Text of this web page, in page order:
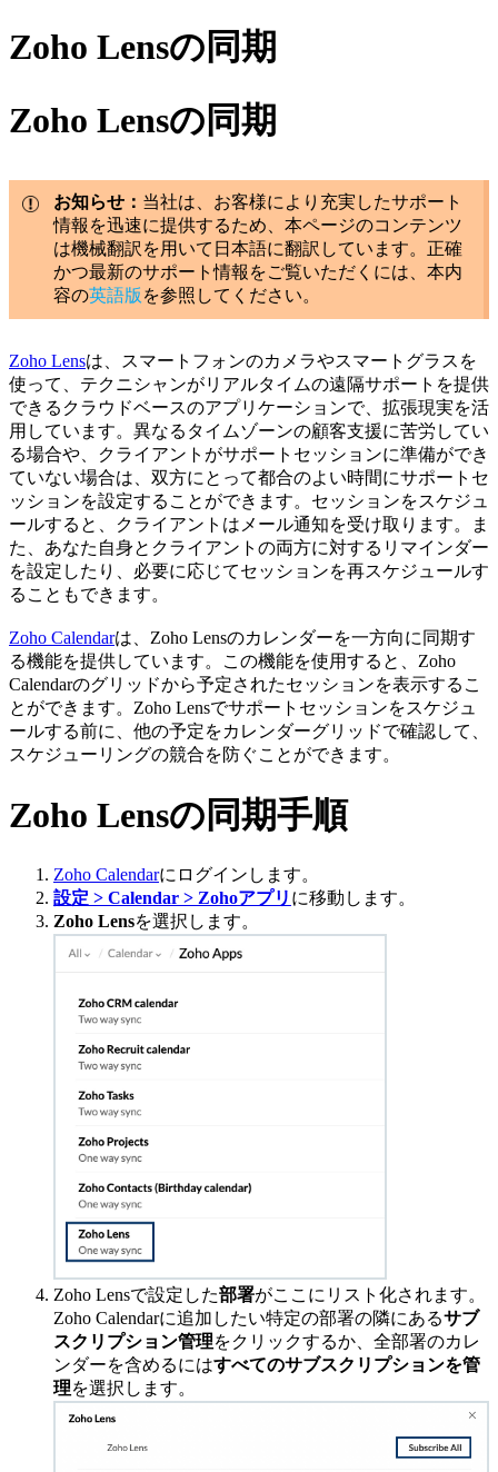
Zoho Lensの同期
Zoho Lensの同期
お知らせ： 当社は、お客様により充実したサポート
情報を迅速に提供するため、本ページのコンテンツ
は機械翻訳を用いて日本語に翻訳しています。正確
かつ最新のサポート情報をご覧いただくには、本内
容の英語版 を参照してください。
Zoho Lensは、スマートフォンのカメラやスマートグラスを
使って、テクニシャンがリアルタイムの遠隔サポートを提供
できるクラウドベースのアプリケーションで、拡張現実を活
用しています。異なるタイムゾーンの顧客支援に苦労してい
る場合や、クライアントがサポートセッションに準備ができ
ていない場合は、双方にとって都合のよい時間にサポートセ
ッションを設定することができます。 セッションをスケジュ
ールすると、クライアントはメール通知を受け取ります。ま
た、あなた自身とクライアントの両方に対するリマインダー
を設定したり、必要に応じてセッションを再スケジュールす
ることもできます。
Zoho Calendarは、Zoho Lensのカレンダーを一方向に同期す
る機能を提供しています。この機能を使用すると、Zoho
Calendarのグリッドから予定されたセッションを表示するこ
とができます。Zoho Lensでサポートセッションをスケジュ
ールする前に、他の予定をカレンダーグリッドで確認して、
スケジューリングの競合を防ぐことができます。
Zoho Lensの同期手順
Zoho Calendarにログインします。
設定 > Calendar > Zohoアプリ に移動します。
Zoho Lensを選択します。
Zoho Lensで設定した部署がここにリスト化されます。
Zoho Calendarに追加したい特定の部署の隣にあるサブ
スクリプション管理をクリックするか、全部署のカレ
ンダーを含めるにはすべてのサブスクリプションを管
理を選択します。